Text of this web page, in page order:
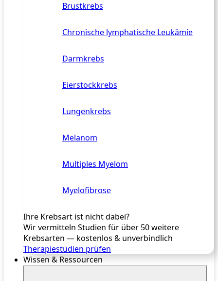
Brustkrebs
Chronische lymphatische Leukämie
Darmkrebs
Eierstockkrebs
Lungenkrebs
Melanom
Multiples Myelom
Myelofibrose
Ihre Krebsart ist nicht dabei?
Wir vermitteln Studien für über 50 weitere
Krebsarten — kostenlos & unverbindlich
Therapiestudien prüfen
Wissen & Ressourcen